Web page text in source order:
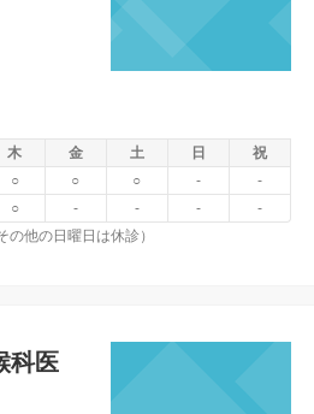
木 金 土 日
祝
○ ○ ○ -
-
○ - - -
-
他の日曜日は休診）
科医